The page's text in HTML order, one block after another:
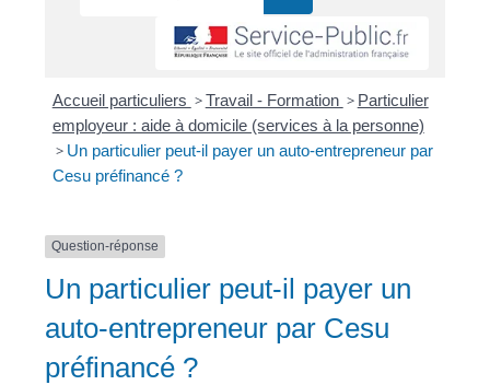
Accueil particuliers >Travail - Formation > Particulier
employeur : aide à domicile (services à la personne)
> Un particulier peut-il payer un auto-entrepreneur par
Cesu préfinancé ?
Question-réponse
Un particulier peut-il payer un
auto-entrepreneur par Cesu
préfinancé ?